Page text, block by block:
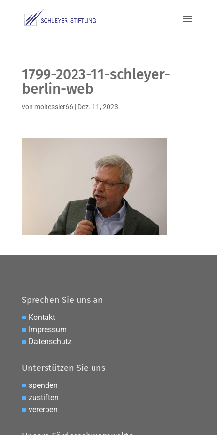
1799-2023-11-schleyer-
berlin-web
von moitessier66| Dez. 11, 2023
Sprechen Sie uns an
■ Kontakt
■ Impressum
■ Datenschutz
Unterstützen Sie uns
■ spenden
■ zustiften
■ vererben